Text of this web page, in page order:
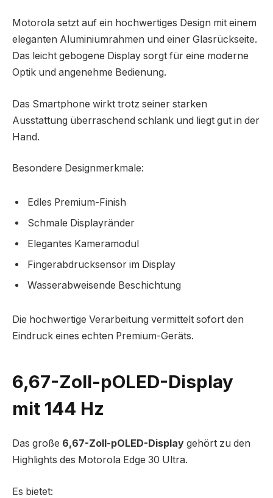
Motorola setzt auf ein hochwertiges Design mit einem
eleganten Aluminiumrahmen und einer Glasrückseite.
Das leicht gebogene Display sorgt für eine moderne
Optik und angenehme Bedienung.
Das Smartphone wirkt trotz seiner starken
Ausstattung überraschend schlank und liegt gut in der
Hand.
Besondere Designmerkmale:
Edles Premium-Finish
Schmale Displayränder
Elegantes Kameramodul
Fingerabdrucksensor im Display
Wasserabweisende Beschichtung
Die hochwertige Verarbeitung vermittelt sofort den
Eindruck eines echten Premium-Geräts.
6,67-Zoll-pOLED-Display
mit 144 Hz
Das große 6,67-Zoll-pOLED-Display gehört zu den
Highlights des Motorola Edge 30 Ultra.
Es bietet: